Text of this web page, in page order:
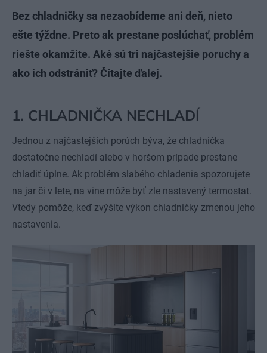
Bez chladničky sa nezaobídeme ani deň, nieto
ešte týždne. Preto ak prestane poslúchať, problém
riešte okamžite. Aké sú tri najčastejšie poruchy a
ako ich odstrániť? Čítajte ďalej.
1. CHLADNIČKA NECHLADÍ
Jednou z najčastejších porúch býva, že chladnička
dostatočne nechladí alebo v horšom prípade prestane
chladiť úplne. Ak problém slabého chladenia spozorujete
na jar či v lete, na vine môže byť zle nastavený termostat.
Vtedy pomôže, keď zvýšite výkon chladničky zmenou jeho
nastavenia.